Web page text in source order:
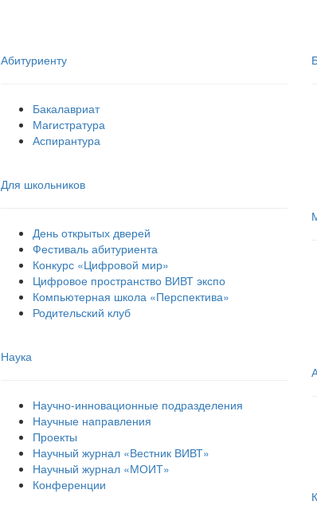
Абитуриенту
Бакалавриат
Магистратура
Аспирантура
Для школьников
День открытых дверей
Фестиваль абитуриента
Конкурс «Цифровой мир»
Цифровое пространство ВИВТ экспо
Компьютерная школа «Перспектива»
Родительский клуб
Наука
Научно-инновационные подразделения
Научные направления
Проекты
Научный журнал «Вестник ВИВТ»
Научный журнал «МОИТ»
Конференции